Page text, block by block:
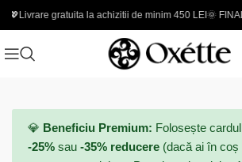
gratuita la achizitii de minim 450 LEI🌞 FINAL SALE |
💎 Beneficiu Premium: Folosește
-25% sau -35% reducere (dacă ai în coș